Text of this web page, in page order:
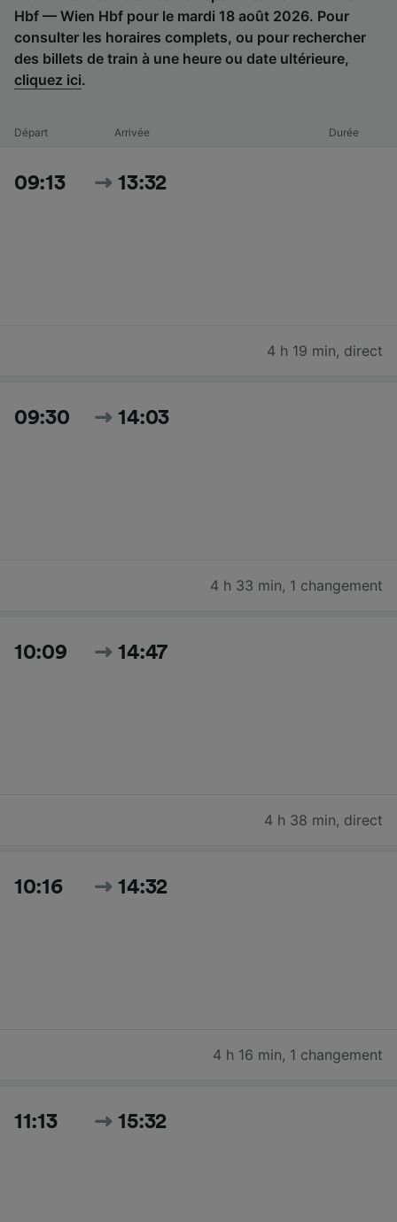
Hbf — Wien Hbf pour le mardi 18 août 2026. Pour
consulter les horaires complets, ou pour rechercher
des billets de train à une heure ou date ultérieure,
cliquez ici.
Départ Arrivée Durée
09:13 13:32
4 h 19 min, direct
09:30 14:03
4 h 33 min, 1 changement
10:09 14:47
4 h 38 min, direct
10:16 14:32
4 h 16 min, 1 changement
11:13 15:32